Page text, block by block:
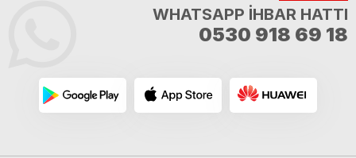
WHATSAPP İHBAR HATTI
0530 918 69 18